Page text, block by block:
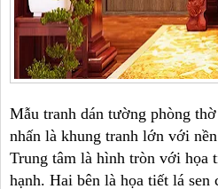
Mẫu tranh dán tường phòng
nhấn là khung tranh lớn với
Trung tâm là hình tròn với họa
hạnh. Hai bên là họa tiết lá